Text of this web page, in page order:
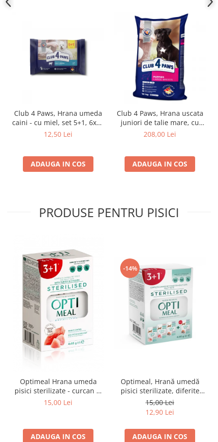
Club 4 Paws, Hrana umeda
caini - cu miel, set 5+1, 6x80
g
12,50 Lei
ADAUGA IN COS
Club 4 Paws, Hrana uscata
juniori de talie mare, cu
pui, 14kg
208,00 Lei
ADAUGA IN COS
PRODUSE PENTRU PISICI
Optimeal Hrana umeda
pisici sterilizate - curcan si
pui in sos, set 3+1,
15,00 Lei
ADAUGA IN COS
-14%
Optimeal, Hrană umedă
pisici sterilizate, diferite
arome, (3+1), 0.34kg
15,00 Lei
12,90 Lei
ADAUGA IN COS